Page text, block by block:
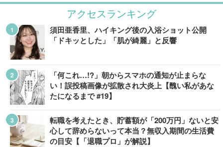
アクセスランキング
須田亜香里、ハイキング後の入浴ショット公開
「ドキッとした」「肌が綺麗」と反響
「何これ…!?」朝からスマホの通知が止まらな
い！誤投稿画像が拡散され大炎上【醜い私があな
たになるまで #19】
転職を考えたとき、貯蓄額が「200万円」ないと安
心して辞めらないって本当？無収入期間の生活費
の目安【「退職プロ」が解説】